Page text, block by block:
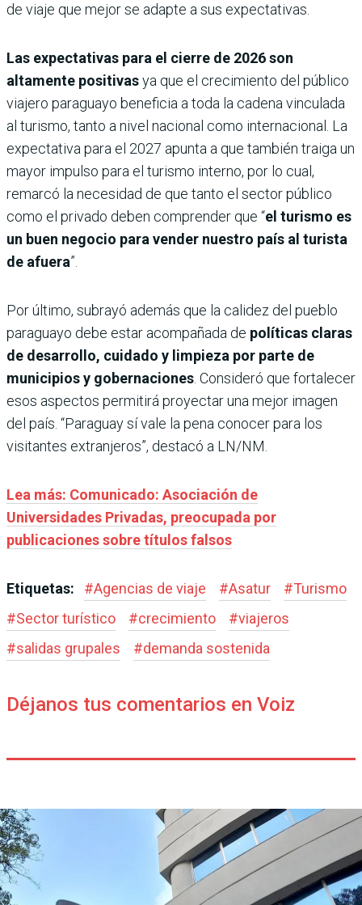
de viaje que mejor se adapte a sus expectativas.
Las expectativas para el cierre de 2026 son
altamente positivasya que el crecimiento del público
viajero paraguayo beneficia a toda la cadena vinculada
al turismo, tanto a nivel nacional como internacional. La
expectativa para el 2027 apunta a que también traiga un
mayor impulso para el turismo interno, por lo cual,
remarcó la necesidad de que tanto el sector público
como el privado deben comprender que “el turismo es
un buen negocio para vender nuestro país al turista
de afuera”.
Por último, subrayó además que la calidez del pueblo
paraguayo debe estar acompañada de políticas claras
de desarrollo, cuidado y limpieza por parte de
municipios y gobernaciones. Consideró que fortalecer
esos aspectos permitirá proyectar una mejor imagen
del país. “Paraguay sí vale la pena conocer para los
visitantes extranjeros”, destacó a LN/NM.
Lea más: Comunicado: Asociación de
Universidades Privadas, preocupada por
publicaciones sobre títulos falsos
Etiquetas: #Agencias de viaje #Asatur #Turismo
#Sector turístico #crecimiento #viajeros
#salidas grupales #demanda sostenida
Déjanos tus comentarios en Voiz